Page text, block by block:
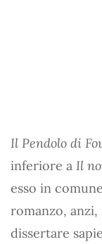
Il Pendolo di
inferiore a Il
esso in
romanzo,
dissertare